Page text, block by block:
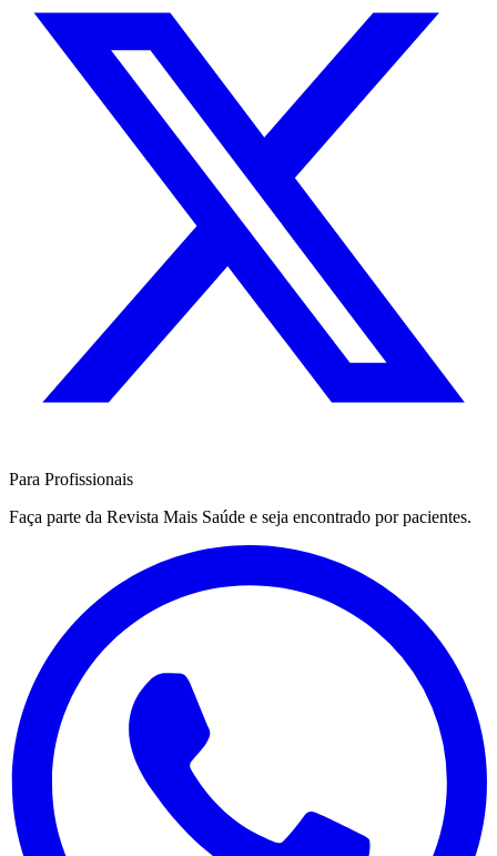
Para Profissionais
Faça parte da Revista Mais Saúde e seja encontrado por pacientes.